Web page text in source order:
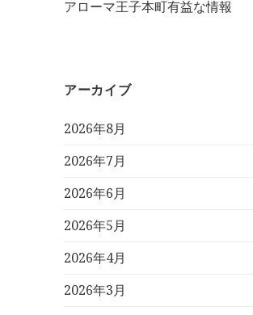
アローマ王子本町有益な情報
アーカイブ
2026年8月
2026年7月
2026年6月
2026年5月
2026年4月
2026年3月